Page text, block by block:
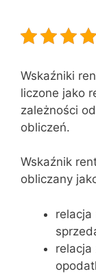
Wskaźniki
liczone jako
zależności
obliczeń.
Wskaźnik
obliczany
relacja